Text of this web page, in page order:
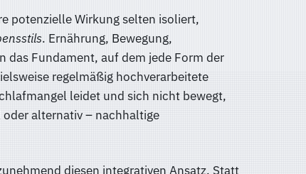
potenzielle Wirkung selten isoliert,
. Ernährung, Bewegung,
das Fundament, auf dem jede Form der
regelmäßig hochverarbeitete
leidet und sich nicht bewegt,
alternativ – nachhaltige
diesen integrativen Ansatz. Statt